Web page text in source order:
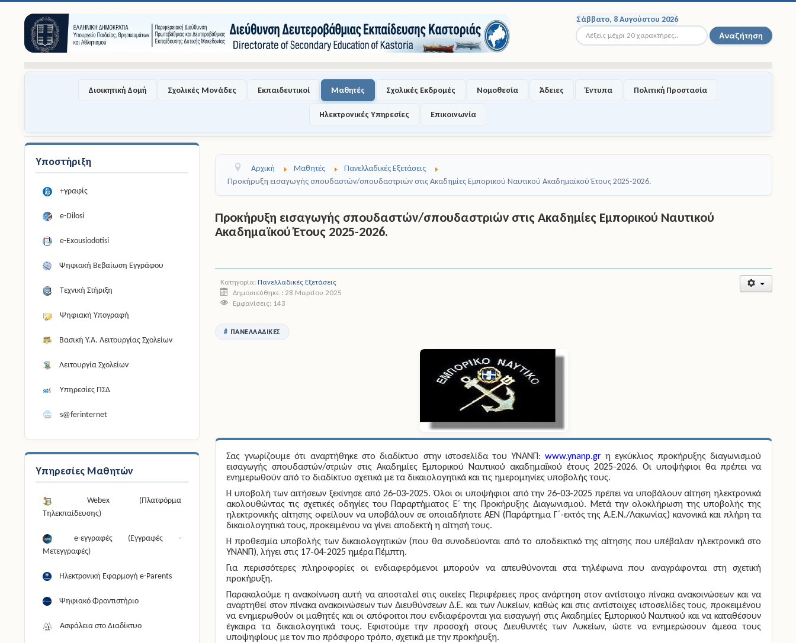
Σάββατο, 8 Αυγούστου 2026
Αναζήτηση... Αναζήτηση
Διοικητική Δομή Σχολικές Μονάδες Εκπαιδευτικοί Μαθητές Σχολικές Εκδρομές Νομοθεσία Άδειες Έντυπα Πολιτική Προστασία
Ηλεκτρονικές Υπηρεσίες Επικοινωνία
Υποστήριξη
+γραφίς
e-Dilosi
e-Exousiodotisi
Ψηφιακή Βεβαίωση Εγγράφου
Τεχνική Στήριξη
Ψηφιακή Υπογραφή
Βασική Υ.Α. Λειτουργίας Σχολείων
Λειτουργία Σχολείων
Υπηρεσίες ΠΣΔ
s@ferinternet
Υπηρεσίες Μαθητών
Webex (Πλατφόρμα
Τηλεκπαίδευσης)
e-εγγραφές (Εγγραφές -
Μετεγγραφές)
Ηλεκτρονική Εφαρμογή e-Parents
Ψηφιακό Φροντιστήριο
Ασφάλεια στο Διαδίκτυο
Αρχική Μαθητές
Πανελλαδικές Εξετάσεις
Προκήρυξη εισαγωγής σπουδαστών/σπουδαστριών στις Ακαδημίες Εμπορικού Ναυτικού Ακαδημαϊκού Έτους 2025-2026.
Προκήρυξη εισαγωγής σπουδαστών/σπουδαστριών στις Ακαδημίες Εμπορικού Ναυτικού
Ακαδημαϊκού Έτους 2025-2026.
Κατηγορία:Πανελλαδικές Εξετάσεις
Δημοσιεύθηκε : 28 Μαρτίου 2025
Εμφανίσεις: 143
ΠΑΝΕΛΛΑΔΙΚΈΣ
Σας γνωρίζουμε ότι αναρτήθηκε στο διαδίκτυο στην ιστοσελίδα του ΥΝΑΝΠ:www.ynanp.gr η εγκύκλιος προκήρυξης διαγωνισμού
εισαγωγής σπουδαστών/στριών στις Ακαδημίες Εμπορικού Ναυτικού ακαδημαϊκού έτους 2025-2026. Οι υποψήφιοι θα πρέπει να
ενημερωθούν από το διαδίκτυο σχετικά με τα δικαιολογητικά και τις ημερομηνίες υποβολής τους.
Η υποβολή των αιτήσεων ξεκίνησε από26-03-2025. Όλοι οι υποψήφιοι από την 26-03-2025 πρέπει να υποβάλουν αίτηση ηλεκτρονικά
ακολουθώντας τις σχετικές οδηγίες του Παραρτήματος Ε΄ της Προκήρυξης Διαγωνισμού. Μετά την ολοκλήρωση της υποβολής της
ηλεκτρονικής αίτησης οφείλουν να υποβάλουν σε οποιαδήποτε ΑΕΝ (Παράρτημα Γ΄-εκτός της Α.Ε.Ν./Λακωνίας) κανονικά και πλήρη τα
δικαιολογητικά τους, προκειμένου να γίνει αποδεκτή η αίτησή τους.
Η προθεσμία υποβολής των δικαιολογητικών (που θα συνοδεύονται από το αποδεικτικό της αίτησης που υπέβαλαν ηλεκτρονικά στο
ΥΝΑΝΠ), λήγει στις 17-04-2025 ημέρα Πέμπτη.
Για περισσότερες πληροφορίεςοι ενδιαφερόμενοι μπορούν να απευθύνονται στα τηλέφωνα που αναγράφονται στη σχετική
προκήρυξη.
Παρακαλούμε η ανακοίνωση αυτή να αποσταλεί στις οικείες Περιφέρειες προς ανάρτηση στον αντίστοιχο πίνακα ανακοινώσεων και να
αναρτηθεί στον πίνακα ανακοινώσεων των Διευθύνσεων Δ.Ε. και των Λυκείων, καθώς και στις αντίστοιχες ιστοσελίδες τους, προκειμένου
να ενημερωθούν οι μαθητές και οι απόφοιτοι που ενδιαφέρονται για εισαγωγή στις Ακαδημίες Εμπορικού Ναυτικού και να καταθέσουν
έγκαιρα τα δικαιολογητικά τους. Εφιστούμε την προσοχή στους Διευθυντές των Λυκείων, ώστε να ενημερώσουν άμεσα τους
υποψηφίους με τον πιο πρόσφορο τρόπο, σχετικά με την προκήρυξη.